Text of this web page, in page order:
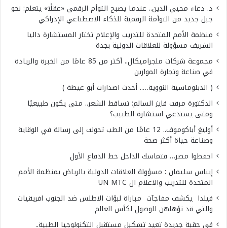
د. دعاء محيي الدين.. عندما يصبح التوأم الرقمي «عقلًا» يتعلم: نحو
جيل جديد من التوأمة الرقمية للذكاء الاصطناعي الإدراكي
منظمة الأمم المتحدة للتدريب والإعلام تختار المستشارة داليا
الشريف مسؤولة للعلاقات الدولية بجدة
مجموعة شركات ملجراميكال.. أكثر من 85 عامًا من الخبرة والريادة
في صناعة وتجارة الموازين
( الدبلوماسية النووية….. أحدث اصدارات أبو عيطة )
الدكتورة مرفت فايز السالم: تساقط الشعر.. متى يكون طبيعيًا
ومتى يستدعي استشارة الطبيب؟
أوليغ أباكوموف.. 12 عامًا من الطب تحولت إلى رسالة في الوقاية
وصناعة حياة أكثر صحة
احفظوا مصر… فتماسك الداخل خط الدفاع الأول
إيناس سليمان : مسؤولة العلاقات الدولية بالرياض بمنظمة الأمم
المتحدة للتدريب والاعلام ال UN MTC
فيلدا يكشف مفاجآت مباراة لبؤات الاطلس ضد الجنوب افريقيات
والتي قد تؤهلهن للوصول لكأس العالم
في حقبة جديدة تعيد تشكيل مستقبل التكنولوجيا الطبية..